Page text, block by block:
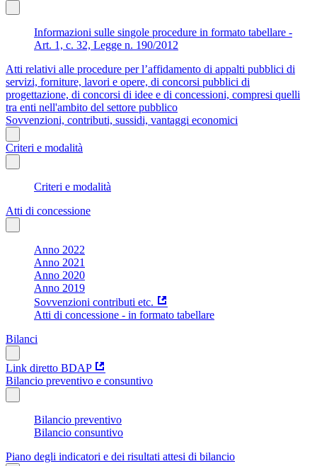
Informazioni sulle singole procedure in formato tabellare -
Art. 1, c. 32, Legge n. 190/2012
Atti relativi alle procedure per l’affidamento di appalti pubblici di
servizi, forniture, lavori e opere, di concorsi pubblici di
progettazione, di concorsi di idee e di concessioni, compresi quelli
tra enti nell'ambito del settore pubblico
Sovvenzioni, contributi, sussidi, vantaggi economici
Criteri e modalità
Criteri e modalità
Atti di concessione
Anno 2022
Anno 2021
Anno 2020
Anno 2019
Sovvenzioni contributi etc.
Atti di concessione - in formato tabellare
Bilanci
Link diretto BDAP
Bilancio preventivo e consuntivo
Bilancio preventivo
Bilancio consuntivo
Piano degli indicatori e dei risultati attesi di bilancio